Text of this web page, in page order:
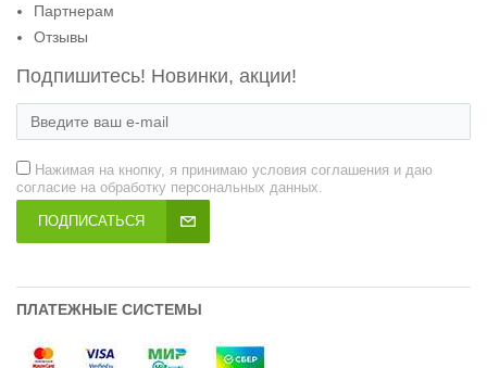
Партнерам
Отзывы
Подпишитесь! Новинки, акции!
Нажимая на кнопку, я принимаю условия соглашения и даю
согласие на обработку персональных данных.
ПОДПИСАТЬСЯ
ПЛАТЕЖНЫЕ СИСТЕМЫ